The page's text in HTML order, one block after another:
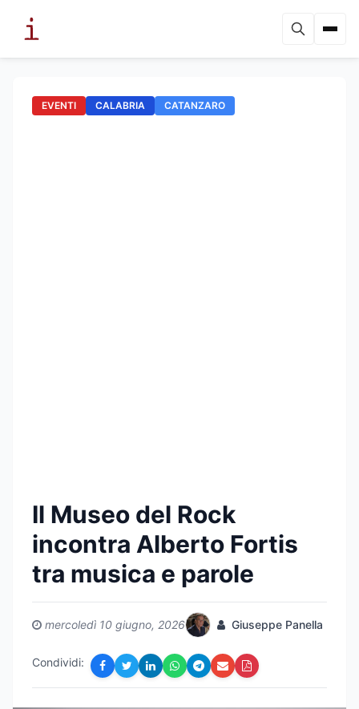
EVENTI CALABRIA CATANZARO
Il Museo del Rock
incontra Alberto Fortis
tra musica e parole
mercoledì 10 giugno, 2026 Giuseppe Panella
Condividi: